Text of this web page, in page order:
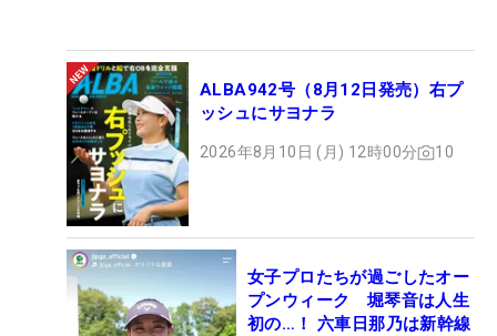
ALBA942号（8月12日発売）右プ
ッシュにサヨナラ
2026年8月10日 (月) 12時00分 10
女子プロたちが過ごしたオー
プンウィーク 堀琴音は人生
初の…！ 六車日那乃は新幹線